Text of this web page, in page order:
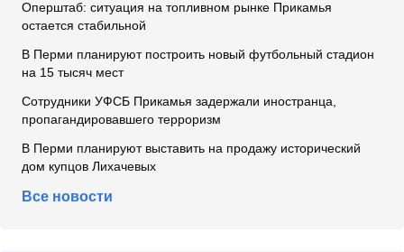
Оперштаб: ситуация на топливном рынке Прикамья
остается стабильной
В Перми планируют построить новый футбольный стадион
на 15 тысяч мест
Сотрудники УФСБ Прикамья задержали иностранца,
пропагандировавшего терроризм
В Перми планируют выставить на продажу исторический
дом купцов Лихачевых
Все новости